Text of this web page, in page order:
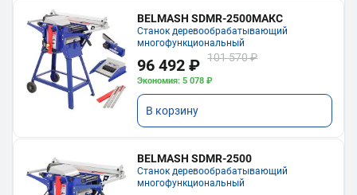
BELMASH SDMR-2500МАКС
Станок деревообрабатывающий
многофункциональный
96 492 ₽ 101 570 ₽
Экономия: 5 078 ₽
В корзину
BELMASH SDMR-2500
Станок деревообрабатывающий
многофункциональный